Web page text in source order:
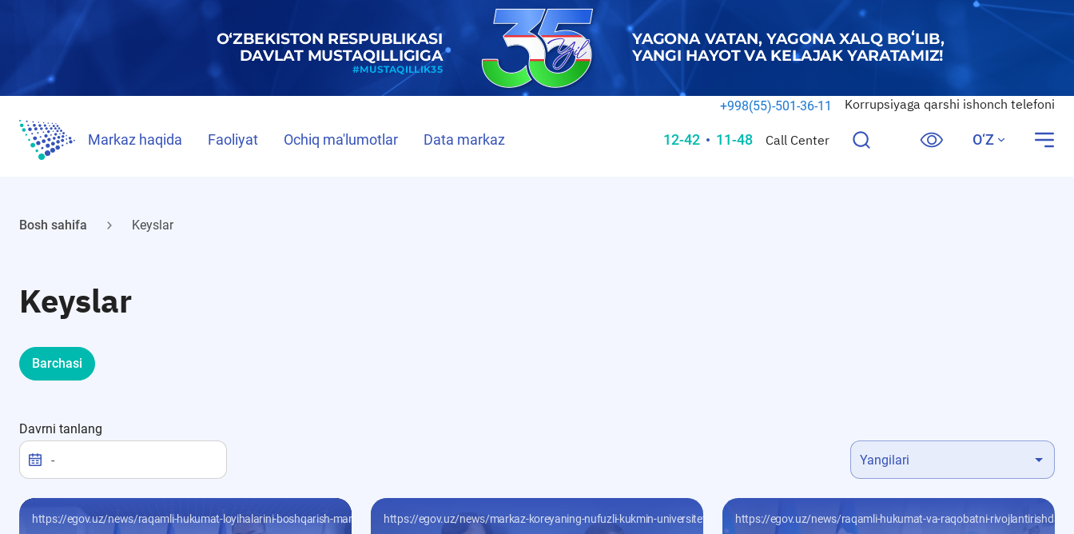
+998(55)-501-36-11 Korrupsiyaga qarshi ishonch telefoni
Markaz haqida Faoliyat Ochiq ma'lumotlar Data markaz 12-42 11-48 Call Center O‘Z
Bosh sahifa Keyslar
Keyslar
Barchasi
Davrni tanlang
- Yangilari
https://egov.uz/news/raqamli-hukumat-loyihalarini-boshqarish-markazi-va-telecom-cloud-mchj-ortasida-hamkorlik-memorandumi-imzolandi-2149
https://egov.uz/news/markaz-koreyaning-nufuzli-kukmin-universiteti-bilan-hamkorlikni-yolga-qoydi-1989https://egov.uz/news/raqamli-hukumat-va-raqobatni-rivojlantirishda-